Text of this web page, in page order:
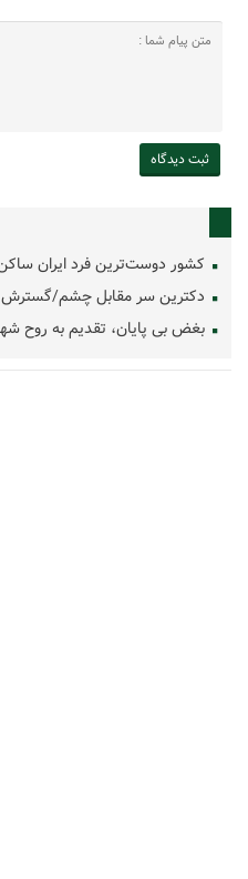
کشور دوست‌ترین فرد ایران
دکترین سر مقابل چشم/گسترش
بغض بی پایان، تقدیم به روح